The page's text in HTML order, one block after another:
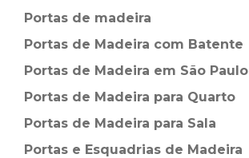
Portas de madeira
Portas de Madeira com Batente
Portas de Madeira em São Paulo
Portas de Madeira para Quarto
Portas de Madeira para Sala
Portas e Esquadrias de Madeira